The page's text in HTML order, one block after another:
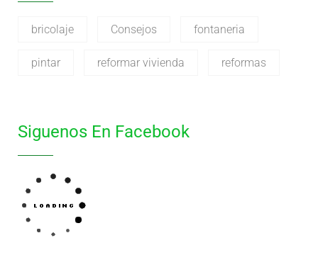
bricolaje Consejos fontaneria
pintar reformar vivienda reformas
Siguenos En Facebook